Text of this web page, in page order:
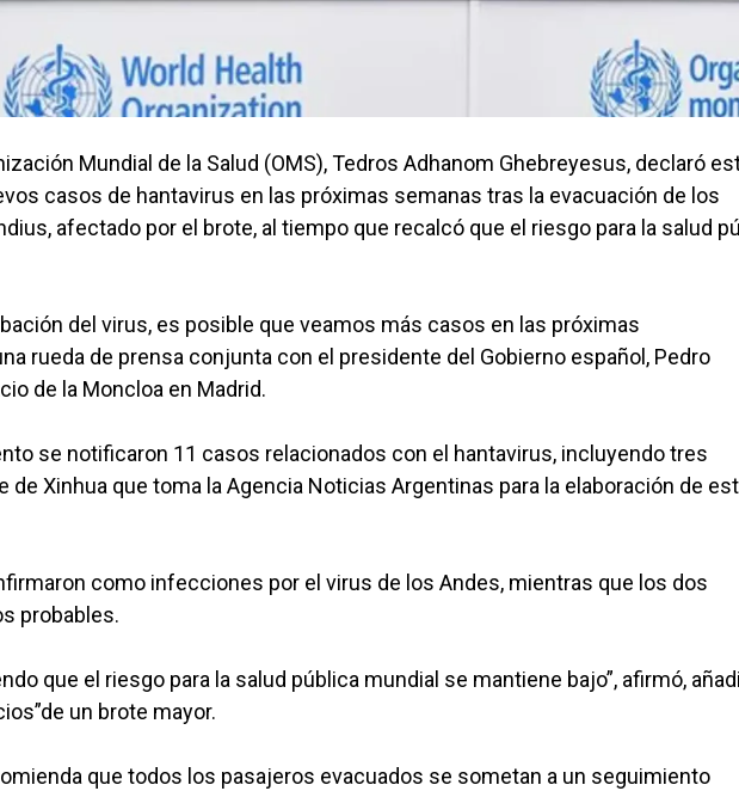
Mundial de la Salud (OMS), Tedros Adhanom Ghebreyesus, declaró
casos de hantavirus en las próximas semanas tras la evacuación de los
afectado por el brote, al tiempo que recalcó que el riesgo para la salud
del virus, es posible que veamos más casos en las próximas
rueda de prensa conjunta con el presidente del Gobierno español, Pedro
de la Moncloa en Madrid.
se notificaron 11 casos relacionados con el hantavirus, incluyendo tres
Xinhua que toma la Agencia Noticias Argentinas para la elaboración de
como infecciones por el virus de los Andes, mientras que los dos
probables.
que el riesgo para la salud pública mundial se mantiene bajo”, afirmó,
un brote mayor.
que todos los pasajeros evacuados se sometan a un seguimiento